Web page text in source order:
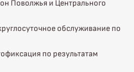
Поволжья и Центрального
обслуживание по
по результатам